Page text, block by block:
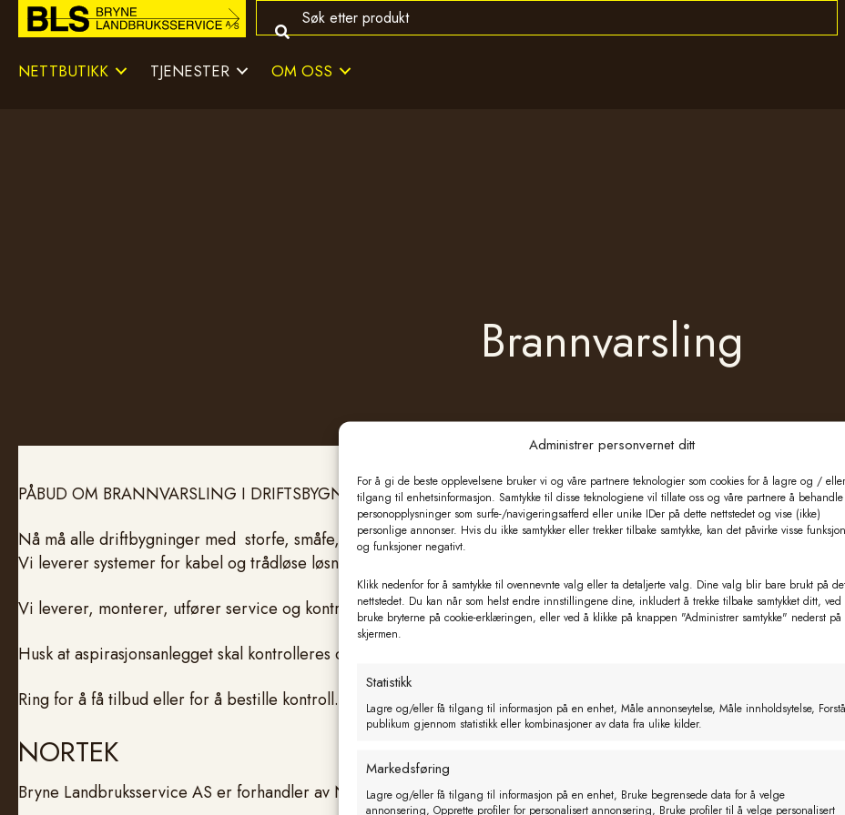
Administrer personvernet ditt
For å gi de beste opplevelsene bruker vi og våre partnere teknologier som cookies for å lagre og /
tilgang til enhetsinformasjon. Samtykke til disse teknologiene vil tillate oss og våre partnere å behandle
personopplysninger som surfe-/navigeringsatferd eller unike IDer på dette nettstedet og vise (ikke)
personlige annonser. Hvis du ikke samtykker eller trekker tilbake samtykke, kan det påvirke visse
og funksjoner negativt.
Klikk nedenfor for å samtykke til ovennevnte valg eller ta detaljerte valg. Dine valg blir bare brukt på
nettstedet. Du kan når som helst endre innstillingene dine, inkludert å trekke tilbake samtykket ditt, ved
bruke bryterne på cookie-erklæringen, eller ved å klikke på knappen "Administrer samtykke" nederst på
skjermen.
Statistikk
Lagre og/eller få tilgang til informasjon på en enhet, Måle annonseytelse, Måle innholdsytelse, Forstå
publikum gjennom statistikk eller kombinasjoner av data fra ulike kilder.
Markedsføring
Lagre og/eller få tilgang til informasjon på en enhet, Bruke begrensede data for å velge
annonsering, Opprette profiler for personalisert annonsering, Bruke profiler til å velge personalisert
NETTBUTIKK TJENESTER OM OSS
Brannvarsling
PÅBUD OM BRANNVARSLING I DRIFTSBYGNINGER.
Nå må alle driftbygninger med storfe, småfe, gris ellers sau ha godkjent brannalarmsystem.
Vi leverer systemer for kabel og trådløse løsninger mellom bygninger og komponenter.
Vi leverer, monterer, utfører service og kontrollerer.
Husk at aspirasjonsanlegget skal kontrolleres og godkjennes hvert år.
Ring for å få tilbud eller for å bestille kontroll.
NORTEK
Bryne Landbruksservice AS er forhandler av NORTEK "asbirasjonsdetektor landbruk" som er et godkjent